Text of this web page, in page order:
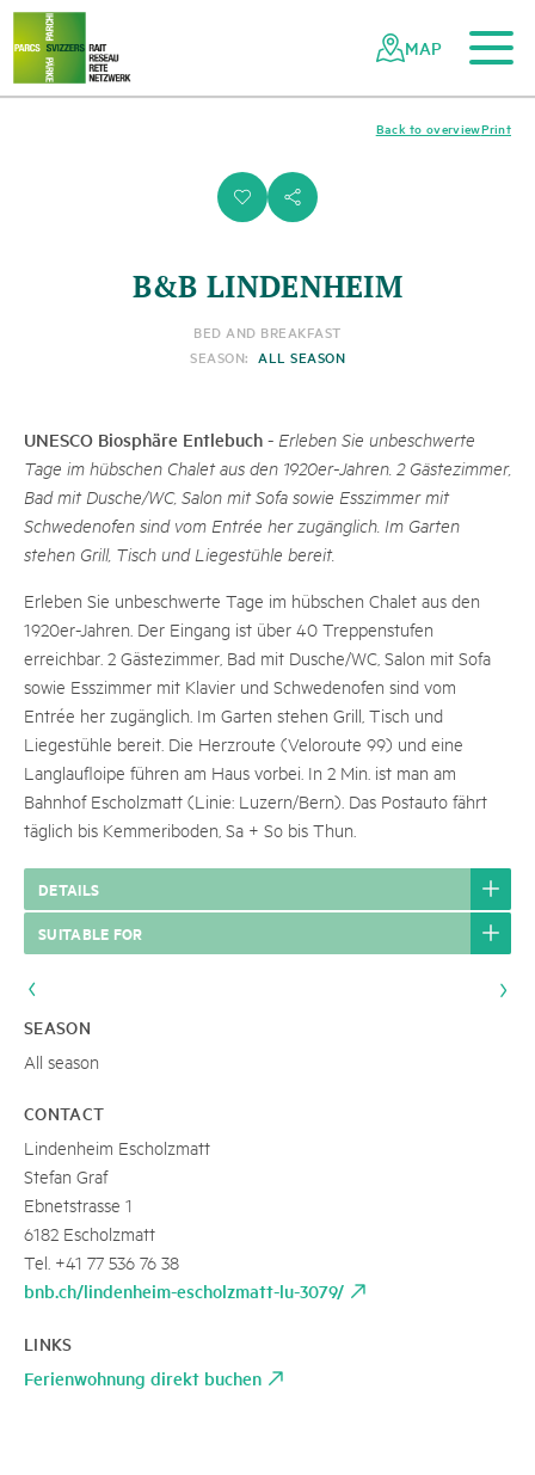
Navigating
the
Swiss
parks
Quick
navigation
To the main content
To the mobile navigation
To search
To the footer
To the sitemap
MAP
i s
Print
Back to overview
B&B LINDENHEIM
BED AND BREAKFAST
SEASON: ALL SEASON
UNESCO Biosphäre Entlebuch - Erleben Sie unbeschwerte
Tage im hübschen Chalet aus den 1920er-Jahren. 2 Gästezimmer,
Bad mit Dusche/WC, Salon mit Sofa sowie Esszimmer mit
Schwedenofen sind vom Entrée her zugänglich. Im Garten
stehen Grill, Tisch und Liegestühle bereit.
Erleben Sie unbeschwerte Tage im hübschen Chalet aus den
1920er-Jahren. Der Eingang ist über 40 Treppenstufen
erreichbar. 2 Gästezimmer, Bad mit Dusche/WC, Salon mit Sofa
sowie Esszimmer mit Klavier und Schwedenofen sind vom
Entrée her zugänglich. Im Garten stehen Grill, Tisch und
Liegestühle bereit. Die Herzroute (Veloroute 99) und eine
Langlaufloipe führen am Haus vorbei. In 2 Min. ist man am
Bahnhof Escholzmatt (Linie: Luzern/Bern). Das Postauto fährt
täglich bis Kemmeriboden, Sa + So bis Thun.
DETAILS
SUITABLE FOR
SEASON
All season
CONTACT
Lindenheim Escholzmatt
Stefan Graf
Ebnetstrasse 1
6182 Escholzmatt
Tel. +41 77 536 76 38
bnb.ch/lindenheim-escholzmatt-lu-3079/
LINKS
Ferienwohnung direkt buchen